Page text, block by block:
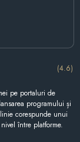
(4.6)
pe portaluri de
programului și
corespunde unui
între platforme.